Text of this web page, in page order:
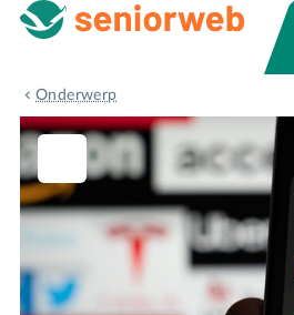
Onderwerp
Alternatieven big tech